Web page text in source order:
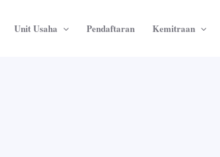
Unit Usaha Pendaftaran Kemitraan